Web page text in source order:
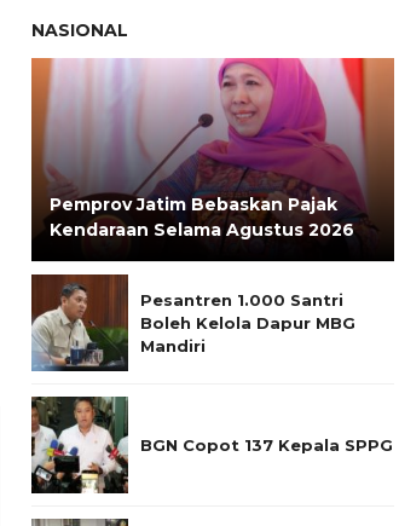
NASIONAL
Pemprov Jatim Bebaskan Pajak
Kendaraan Selama Agustus 2026
Pesantren 1.000 Santri
Boleh Kelola Dapur MBG
Mandiri
BGN Copot 137 Kepala SPPG